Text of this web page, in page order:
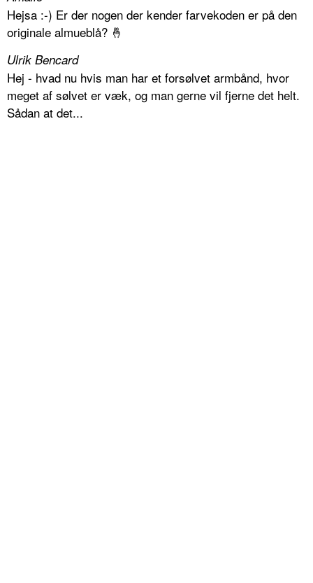
Hejsa :-) Er der nogen der kender farvekoden er på den
originale almueblå? 🤞
Ulrik Bencard
Hej - hvad nu hvis man har et forsølvet armbånd, hvor
meget af sølvet er væk, og man gerne vil fjerne det helt.
Sådan at det...